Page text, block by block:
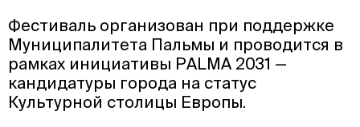
Фестиваль организован при поддержке
Муниципалитета Пальмы и проводится в
рамках инициативы PALMA 2031 —
кандидатуры города на статус
Культурной столицы Европы.